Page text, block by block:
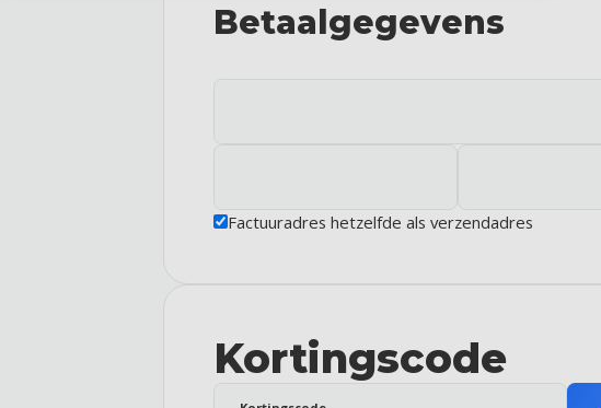
Betaalgegevens
Factuuradres hetzelfde als verzendadres
Kortingscode